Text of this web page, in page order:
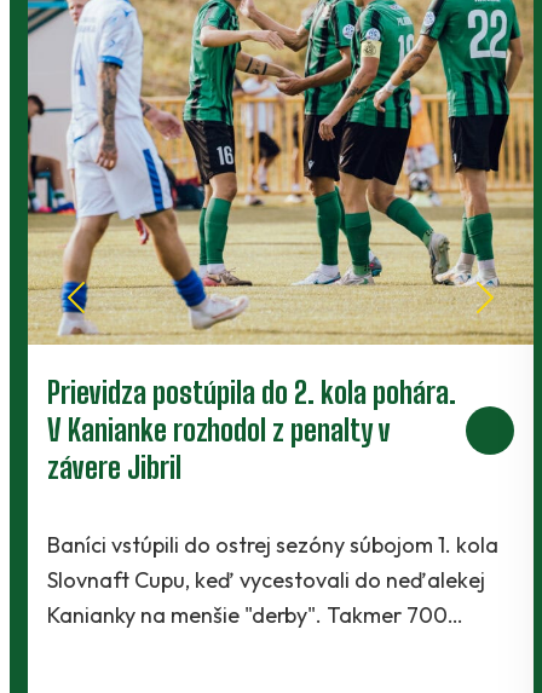
Prievidza postúpila do 2. kola pohára.
V Kanianke rozhodol z penalty v
závere Jibril
Baníci vstúpili do ostrej sezóny súbojom 1. kola
Slovnaft Cupu, keď vycestovali do neďalekej
Kanianky na menšie "derby". Takmer 700…